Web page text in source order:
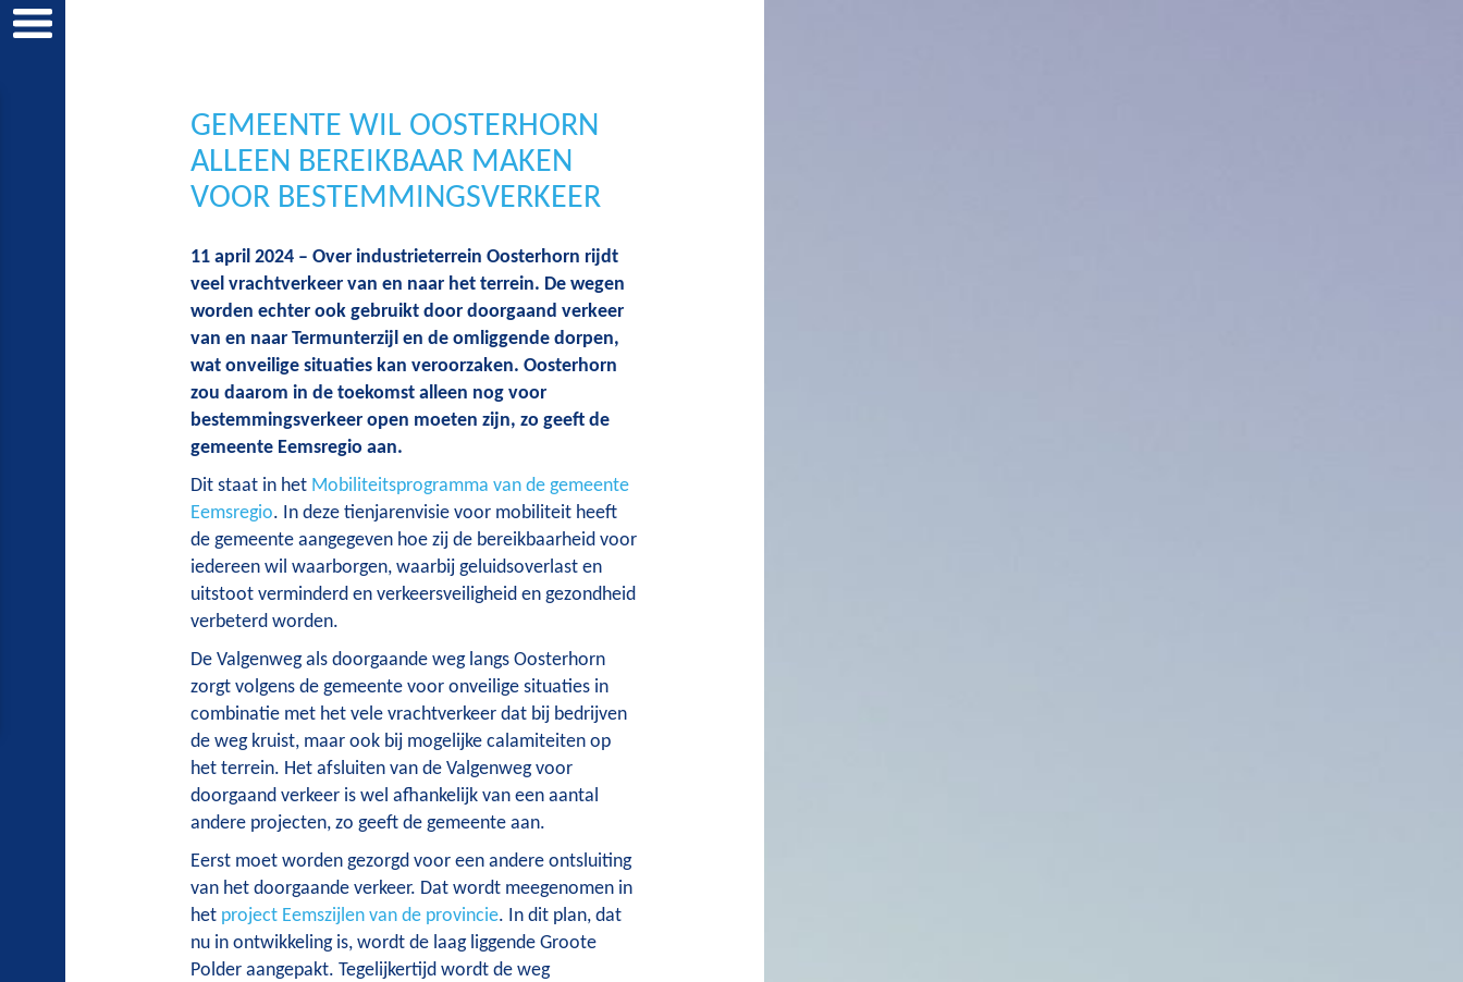
GEMEENTE WIL OOSTERHORN
ALLEEN BEREIKBAAR MAKEN
VOOR BESTEMMINGSVERKEER
11 april 2024 – Over industrieterrein Oosterhorn rijdt
veel vrachtverkeer van en naar het terrein. De wegen
worden echter ook gebruikt door doorgaand verkeer
van en naar Termunterzijl en de omliggende dorpen,
wat onveilige situaties kan veroorzaken. Oosterhorn
zou daarom in de toekomst alleen nog voor
bestemmingsverkeer open moeten zijn, zo geeft de
gemeente Eemsregio aan.
Dit staat in het Mobiliteitsprogramma van de gemeente
Eemsregio. In deze tienjarenvisie voor mobiliteit heeft
de gemeente aangegeven hoe zij de bereikbaarheid voor
iedereen wil waarborgen, waarbij geluidsoverlast en
uitstoot verminderd en verkeersveiligheid en gezondheid
verbeterd worden.
De Valgenweg als doorgaande weg langs Oosterhorn
zorgt volgens de gemeente voor onveilige situaties in
combinatie met het vele vrachtverkeer dat bij bedrijven
de weg kruist, maar ook bij mogelijke calamiteiten op
het terrein. Het afsluiten van de Valgenweg voor
doorgaand verkeer is wel afhankelijk van een aantal
andere projecten, zo geeft de gemeente aan.
Eerst moet worden gezorgd voor een andere ontsluiting
van het doorgaande verkeer. Dat wordt meegenomen in
het project Eemszijlen van de provincie. In dit plan, dat
nu in ontwikkeling is, wordt de laag liggende Groote
Polder aangepakt. Tegelijkertijd wordt de weg